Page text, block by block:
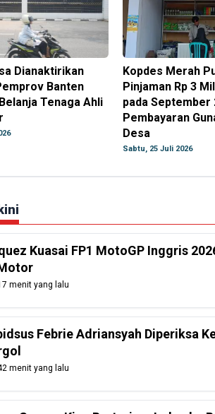
Dianaktirikan
Banten
Tenaga Ahli
Kopdes Merah
Pinjaman Rp 3
pada September
Pembayaran
Desa
Sabtu, 25 Juli 2026
Kuasai FP1 MotoGP Inggris
menit yang lalu
Febrie Adriansyah Diperiksa
menit yang lalu